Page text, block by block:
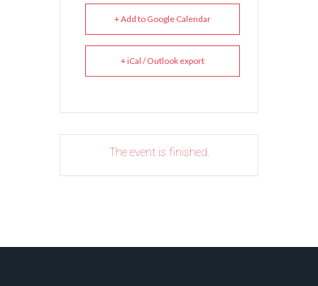
+ Add to Google Calendar
+ iCal / Outlook export
The event is finished.